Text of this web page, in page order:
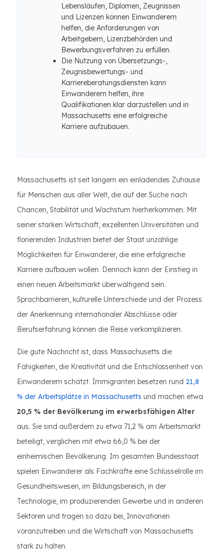
Lebensläufen, Diplomen, Zeugnissen
und Lizenzen können Einwanderern
helfen, die Anforderungen von
Arbeitgebern, Lizenzbehörden und
Bewerbungsverfahren zu erfüllen.
Die Nutzung von Übersetzungs-,
Zeugnisbewertungs- und
Karriereberatungsdiensten kann
Einwanderern helfen, ihre
Qualifikationen klar darzustellen und in
Massachusetts eine erfolgreiche
Karriere aufzubauen.
Massachusetts ist seit langem ein einladendes Zuhause
für Menschen aus aller Welt, die auf der Suche nach
Chancen, Stabilität und Wachstum hierherkommen. Mit
seiner starken Wirtschaft, exzellenten Universitäten und
florierenden Industrien bietet der Staat unzählige
Möglichkeiten für Einwanderer, die eine erfolgreiche
Karriere aufbauen wollen. Dennoch kann der Einstieg in
einen neuen Arbeitsmarkt überwältigend sein.
Sprachbarrieren, kulturelle Unterschiede und der Prozess
der Anerkennung internationaler Abschlüsse oder
Berufserfahrung können die Reise verkomplizieren.
Die gute Nachricht ist, dass Massachusetts die
Fähigkeiten, die Kreativität und die Entschlossenheit von
Einwanderern schätzt. Immigranten besetzen rund 21,8
% der Arbeitsplätze in Massachusetts und machen etwa
20,5 % der Bevölkerung im erwerbsfähigen Alter
aus. Sie sind außerdem zu etwa 71,2 % am Arbeitsmarkt
beteiligt, verglichen mit etwa 66,0 % bei der
einheimischen Bevölkerung. Im gesamten Bundesstaat
spielen Einwanderer als Fachkräfte eine Schlüsselrolle im
Gesundheitswesen, im Bildungsbereich, in der
Technologie, im produzierenden Gewerbe und in anderen
Sektoren und tragen so dazu bei, Innovationen
voranzutreiben und die Wirtschaft von Massachusetts
stark zu halten.